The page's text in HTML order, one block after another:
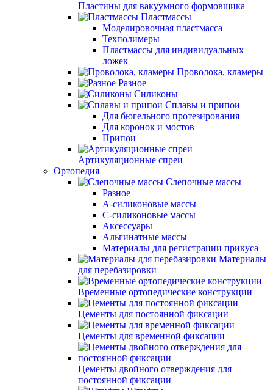
Пластины для вакуумного формовщика
Пластмассы
Моделировочная пластмасса
Техполимеры
Пластмассы для индивидуальных
ложек
Проволока, кламеры
Разное
Силиконы
Сплавы и припои
Для бюгельного протезирования
Для коронок и мостов
Припои
Артикуляционные спреи
Ортопедия
Слепочные массы
Разное
А-силиконовые массы
С-силиконовые массы
Аксессуары
Альгинатные массы
Материалы для регистрации прикуса
Материалы
для перебазировки
Временные ортопедические конструкции
Цементы для постоянной фиксации
Цементы для временной фиксации
Цементы двойного отверждения для
постоянной фиксации